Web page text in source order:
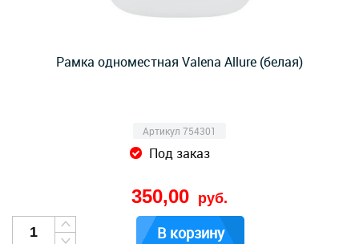
Рамка одноместная Valena Allure (белая)
Артикул 754301
Под заказ
350,00 руб.
В корзину